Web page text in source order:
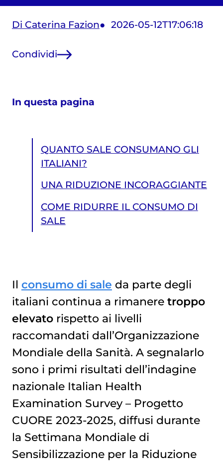
Di Caterina Fazion 2026-05-12T17:06:18
Condividi
In questa pagina
QUANTO SALE CONSUMANO GLI
ITALIANI?
UNA RIDUZIONE INCORAGGIANTE
COME RIDURRE IL CONSUMO DI
SALE
Il consumo di sale da parte degli
italiani continua a rimanere troppo
elevatorispetto ai livelli
raccomandati dall’Organizzazione
Mondiale della Sanità. A segnalarlo
sono i primi risultati dell’indagine
nazionale Italian Health
Examination Survey – Progetto
CUORE 2023-2025, diffusi durante
la Settimana Mondiale di
Sensibilizzazione per la Riduzione